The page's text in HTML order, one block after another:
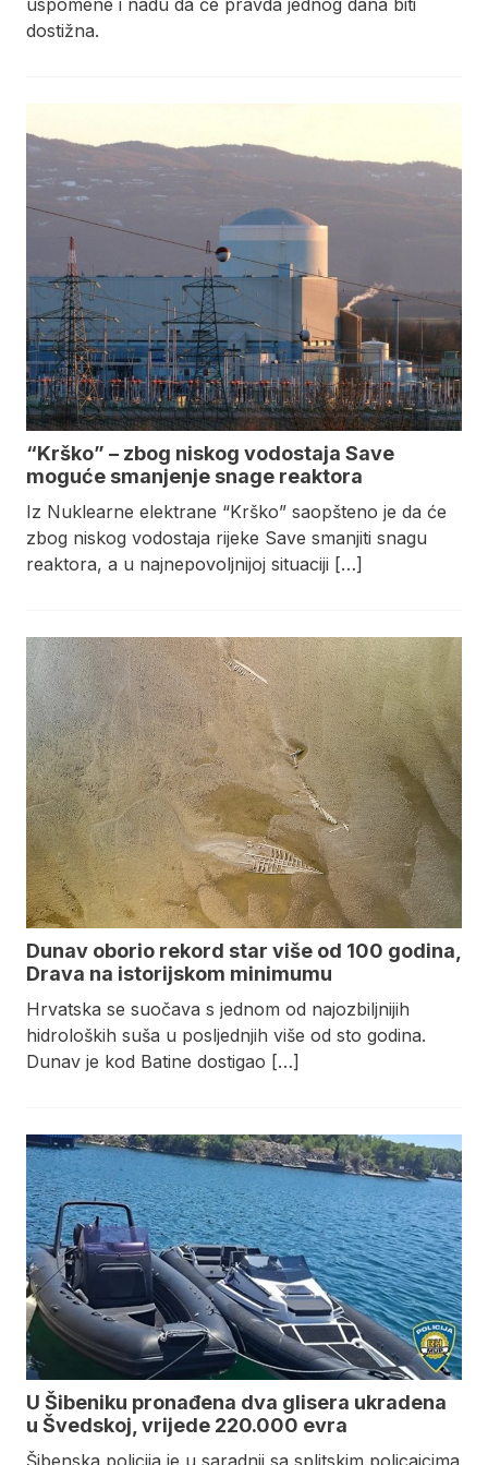
uspomene i nadu da će pravda jednog dana biti
dostižna.
“Krško” – zbog niskog vodostaja Save
moguće smanjenje snage reaktora
Iz Nuklearne elektrane “Krško” saopšteno je da će
zbog niskog vodostaja rijeke Save smanjiti snagu
reaktora, a u najnepovoljnijoj situaciji […]
Dunav oborio rekord star više od 100 godina,
Drava na istorijskom minimumu
Hrvatska se suočava s jednom od najozbiljnijih
hidroloških suša u posljednjih više od sto godina.
Dunav je kod Batine dostigao […]
U Šibeniku pronađena dva glisera ukradena
u Švedskoj, vrijede 220.000 evra
Šibenska policija je u saradnji sa splitskim policajcima